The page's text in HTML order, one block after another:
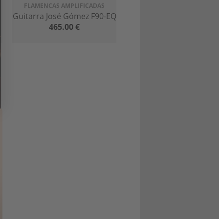
mundo de la guitarra.
FLAMENCAS AMPLIFICADAS
Guitarra José Gómez F90-EQ
465.00€